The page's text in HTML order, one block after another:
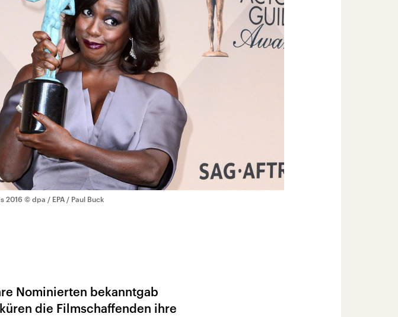
2016 © dpa / EPA / Paul Buck
Nominierten bekanntgab
die Filmschaffenden ihre